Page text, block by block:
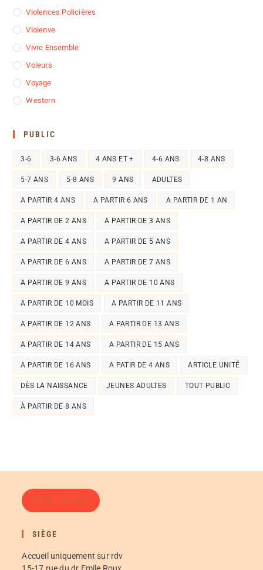
Violences Policières
Violenve
Vivre Ensemble
Voleurs
Voyage
Western
PUBLIC
3-6 3-6 ANS 4 ANS ET + 4-6 ANS 4-8 ANS
5-7 ANS 5-8 ANS 9 ANS ADULTES
A PARTIR 4 ANS A PARTIR 6 ANS A PARTIR DE 1 AN
A PARTIR DE 2 ANS A PARTIR DE 3 ANS
A PARTIR DE 4 ANS A PARTIR DE 5 ANS
A PARTIR DE 6 ANS A PARTIR DE 7 ANS
A PARTIR DE 9 ANS A PARTIR DE 10 ANS
A PARTIR DE 10 MOIS A PARTIR DE 11 ANS
A PARTIR DE 12 ANS A PARTIR DE 13 ANS
A PARTIR DE 14 ANS A PARTIR DE 15 ANS
A PARTIR DE 16 ANS A PATIR DE 4 ANS ARTICLE UNITÉ
DÈS LA NAISSANCE JEUNES ADULTES TOUT PUBLIC
À PARTIR DE 8 ANS
FAIRE UN DON
SIÈGE
Accueil uniquement sur rdv